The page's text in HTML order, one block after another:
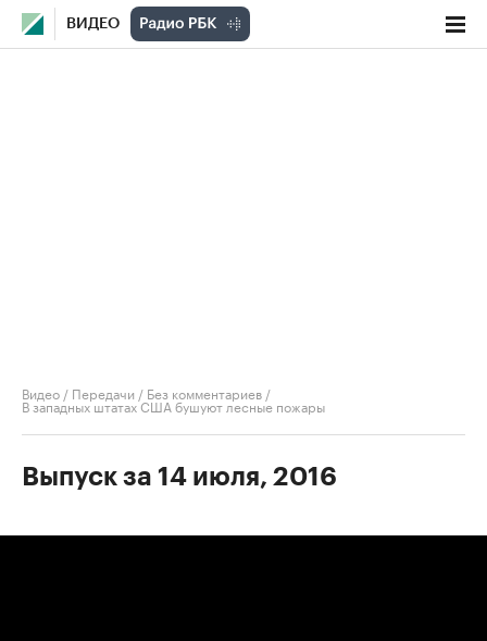
ВИДЕО
Видео / Передачи / Без комментариев /
В западных штатах США бушуют лесные пожары
Выпуск за 14 июля, 2016